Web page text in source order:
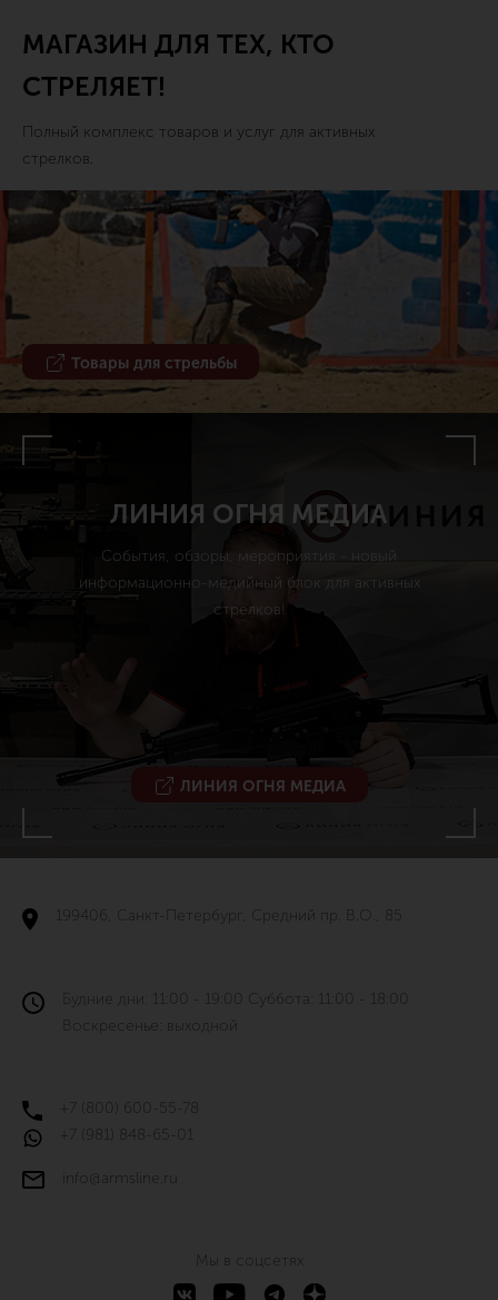
ЛИНИЯ ОГНЯ МЕДИА
События, обзоры, мероприятия - новый
информационно-медийный блок для активных
стрелков!
ЛИНИЯ ОГНЯ МЕДИА
МАГАЗИН ДЛЯ ТЕХ, КТО
СТРЕЛЯЕТ!
Полный комплекс товаров и услуг для активных
стрелков.
Товары для стрельбы
199406, Санкт-Петербург, Средний пр. В.О., 85
Будние дни: 11:00 - 19:00 Суббота: 11:00 - 18:00
Воскресенье: выходной
+7 (800) 600-55-78
+7 (981) 848-65-01
info@armsline.ru
Мы в соцсетях